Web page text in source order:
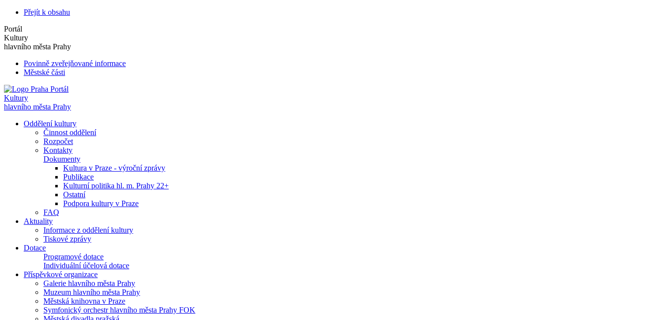
Přejít k obsahu
Portál
Kultury
hlavního města Prahy
Povinně zveřejňované informace
Městské části
Portál
Kultury
hlavního města Prahy
Oddělení kultury
Činnost oddělení
Rozpočet
Kontakty
Dokumenty
Kultura v Praze - výroční zprávy
Publikace
Kulturní politika hl. m. Prahy 22+
Ostatní
Podpora kultury v Praze
FAQ
Aktuality
Informace z oddělení kultury
Tiskové zprávy
Dotace
Programové dotace
Individuální účelová dotace
Příspěvkové organizace
Galerie hlavního města Prahy
Muzeum hlavního města Prahy
Městská knihovna v Praze
Symfonický orchestr hlavního města Prahy FOK